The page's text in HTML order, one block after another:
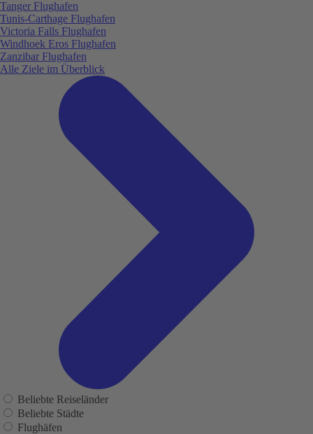
Tanger Flughafen
Tunis-Carthage Flughafen
Victoria Falls Flughafen
Windhoek Eros Flughafen
Zanzibar Flughafen
Alle Ziele im Überblick
Beliebte Reiseländer
Beliebte Städte
Flughäfen